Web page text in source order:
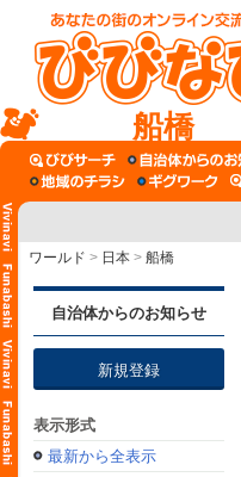
船橋
ワールド > 日本 > 船橋
自治体からのお知らせ
新規登録
表示形式
最新から全表示